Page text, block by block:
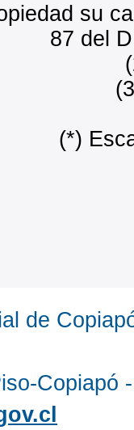
su
87 del
(*)
de
Copiapó